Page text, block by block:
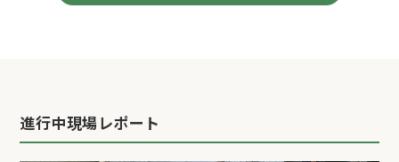
進行中現場レポート